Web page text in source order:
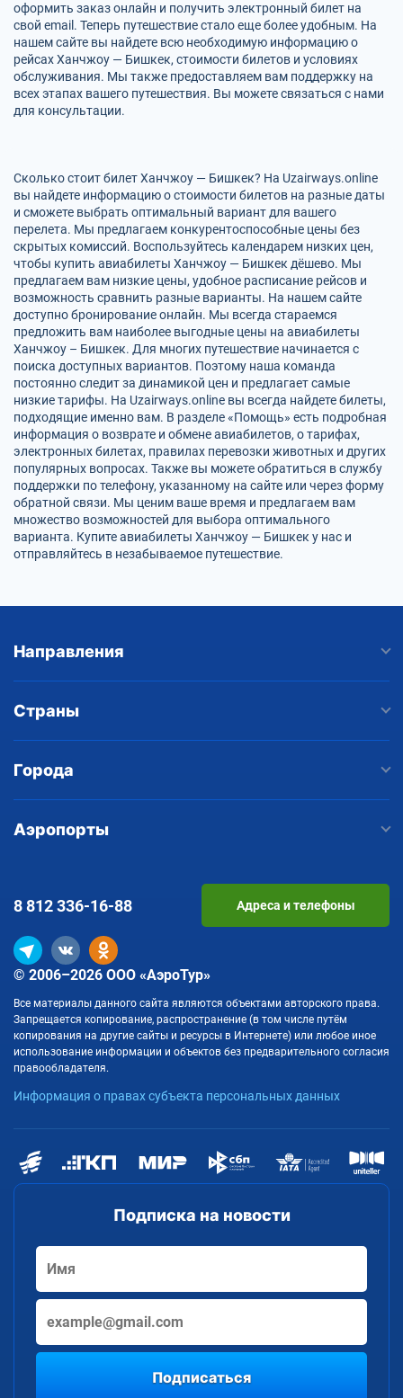
оформить заказ онлайн и получить электронный билет на
свой email. Теперь путешествие стало еще более удобным. На
нашем сайте вы найдете всю необходимую информацию о
рейсах Ханчжоу — Бишкек, стоимости билетов и условиях
обслуживания. Мы также предоставляем вам поддержку на
всех этапах вашего путешествия. Вы можете связаться с нами
для консультации.
Сколько стоит билет Ханчжоу — Бишкек? На Uzairways.online
вы найдете информацию о стоимости билетов на разные даты
и сможете выбрать оптимальный вариант для вашего
перелета. Мы предлагаем конкурентоспособные цены без
скрытых комиссий. Воспользуйтесь календарем низких цен,
чтобы купить авиабилеты Ханчжоу — Бишкек дёшево. Мы
предлагаем вам низкие цены, удобное расписание рейсов и
возможность сравнить разные варианты. На нашем сайте
доступно бронирование онлайн. Мы всегда стараемся
предложить вам наиболее выгодные цены на авиабилеты
Ханчжоу – Бишкек. Для многих путешествие начинается с
поиска доступных вариантов. Поэтому наша команда
постоянно следит за динамикой цен и предлагает самые
низкие тарифы. На Uzairways.online вы всегда найдете билеты,
подходящие именно вам. В разделе «Помощь» есть подробная
информация о возврате и обмене авиабилетов, о тарифах,
электронных билетах, правилах перевозки животных и других
популярных вопросах. Также вы можете обратиться в службу
поддержки по телефону, указанному на сайте или через форму
обратной связи. Мы ценим ваше время и предлагаем вам
множество возможностей для выбора оптимального
варианта. Купите авиабилеты Ханчжоу — Бишкек у нас и
отправляйтесь в незабываемое путешествие.
Направления
Страны
Города
Аэропорты
Подписка на новости
Подписаться
© 2006–2026 ООО «АэроТур»
Все материалы данного сайта являются объектами авторского права.
Запрещается копирование, распространение (в том числе путём
копирования на другие сайты и ресурсы в Интернете) или любое иное
использование информации и объектов без предварительного согласия
правообладателя.
Информация о правах субъекта персональных данных
8 812336-16-88 Адреса и телефоны